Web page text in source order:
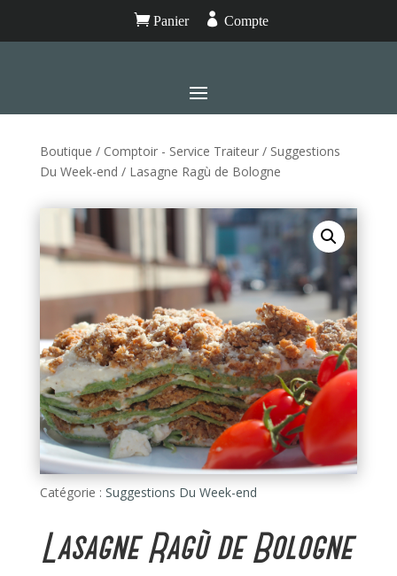
Panier  Compte
Boutique / Comptoir - Service Traiteur/ Suggestions
Du Week-end / Lasagne Ragù de Bologne
Catégorie : Suggestions Du Week-end
Lasagne Ragù de Bologne